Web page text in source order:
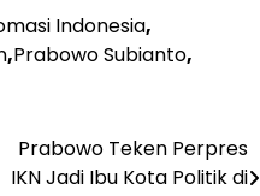
Indonesia,
,Prabowo Subianto,
Prabowo Teken Perpres
IKN Jadi Ibu Kota Politik di